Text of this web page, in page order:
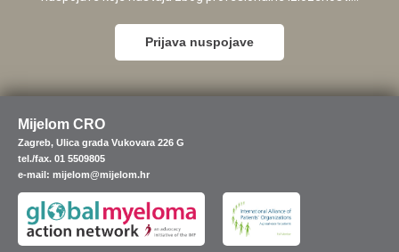
Prijava nuspojave
Mijelom CRO
Zagreb, Ulica grada Vukovara 226 G
tel./fax. 01 5509805
e-mail: mijelom@mijelom.hr